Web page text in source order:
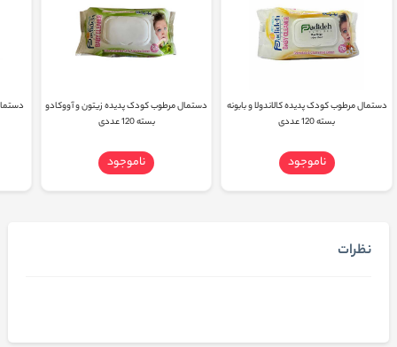
دستمال مرطوب کودک پدیده کالاندولا و بابونه
بسته 120 عددی
ناموجود
دستمال مرطوب کودک پدیده زیتون و آووکادو
بسته 120 عددی
ناموجود
نظرات